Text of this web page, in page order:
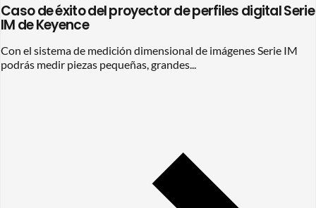
Caso de éxito del proyector de perfiles digital Serie
IM de Keyence
Con el sistema de medición dimensional de imágenes Serie IM
podrás medir piezas pequeñas, grandes...